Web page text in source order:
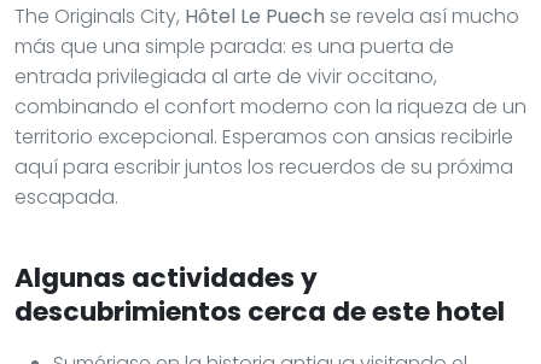
The Originals City, Hôtel Le Puech se revela así mucho
más que una simple parada: es una puerta de
entrada privilegiada al arte de vivir occitano,
combinando el confort moderno con la riqueza de un
territorio excepcional. Esperamos con ansias recibirle
aquí para escribir juntos los recuerdos de su próxima
escapada.
Algunas actividades y
descubrimientos cerca de este hotel